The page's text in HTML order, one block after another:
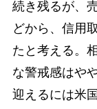
続き残るが、
どから、信用
たと考える。
な警戒感はや
迎えるには米